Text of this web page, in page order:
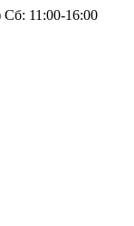
11:00-16:00